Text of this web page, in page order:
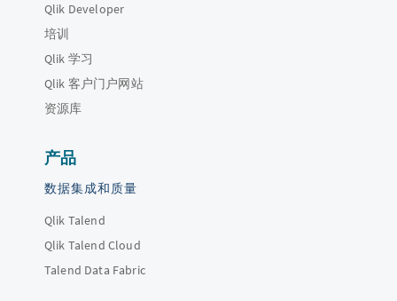
Qlik Developer
培训
Qlik 学习
Qlik 客户门户网站
资源库
产品
数据集成和质量
Qlik Talend
Qlik Talend Cloud
Talend Data Fabric